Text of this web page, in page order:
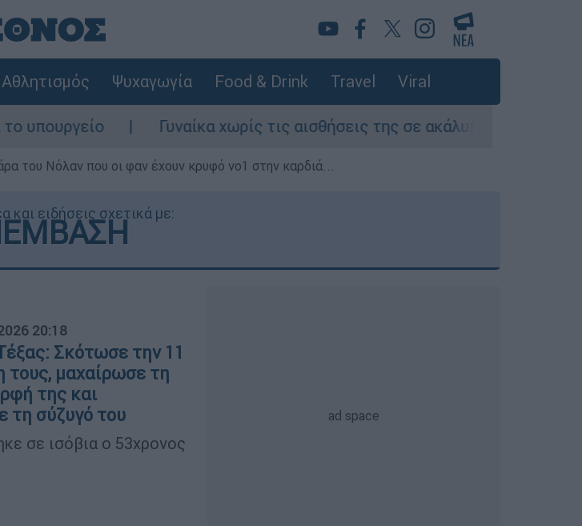
Αθλητισμός Ψυχαγωγία Food & Drink Travel Viral
Γυναίκα χωρίς τις αισθήσεις της σε ακάλυπτο πολυκατοικίας στη
του Νόλαν που οι φαν έχουν κρυφό νο1 στην καρδιά...
και ειδήσεις σχετικά με:
20:18
Σκότωσε την 11
τους, μαχαίρωσε τη
της και
τη σύζυγό του
σε ισόβια ο 53χρονος